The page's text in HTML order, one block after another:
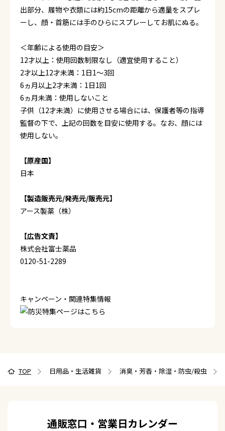
出部分、履物や衣類には約15cmの距離から適量をスプレ
ーし、顔・首筋には手のひらにスプレーしてお肌にぬる。
＜年齢による使用の目安＞
12才以上：使用回数制限なし（適宜使用すること）
2才以上12才未満：1日1～3回
6ヵ月以上2才未満：1日1回
6ヵ月未満：使用しないこと
子供（12才未満）に使用させる場合には、保護者等の指導
監督の下で、上記の回数を目安に使用する。なお、顔には
使用しない。
【原産国】
日本
【製造販売元/発売元/販売元】
アース製薬（株）
【広告文責】
株式会社富士薬品
0120-51-2289
キャンペーン・関連特集情報
TOP 日用品・生活雑貨 消臭・芳香・除湿・防虫/殺虫
通販窓口・営業日カレンダー